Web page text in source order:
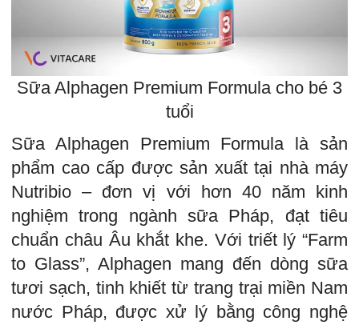
Sữa Alphagen Premium Formula cho bé 3
tuổi
Sữa Alphagen Premium Formula là sản
phẩm cao cấp được sản xuất tại nhà máy
Nutribio – đơn vị với hơn 40 năm kinh
nghiệm trong ngành sữa Pháp, đạt tiêu
chuẩn châu Âu khắt khe. Với triết lý “Farm
to Glass”, Alphagen mang đến dòng sữa
tươi sạch, tinh khiết từ trang trại miền Nam
nước Pháp, được xử lý bằng công nghệ